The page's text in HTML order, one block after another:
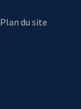
Plan du site